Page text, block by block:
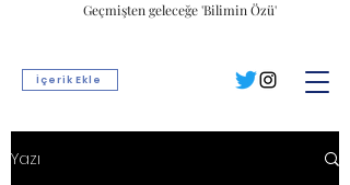
İçerik Ekle
Geçmişten geleceğe 'Bilimin Özü'
Yazı